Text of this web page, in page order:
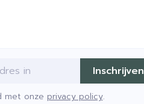
Inschrijven
met onze privacy policy.